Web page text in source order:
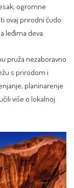
ogromne
ovaj prirodni čudo
leđima deva.
pruža nezaboravno
s prirodom i
planinarenje
više o lokalnoj